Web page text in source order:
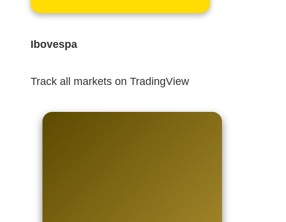
Ibovespa
Track all markets on TradingView